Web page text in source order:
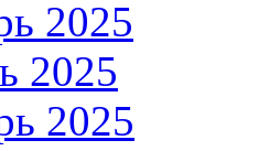
2025
2025
2025